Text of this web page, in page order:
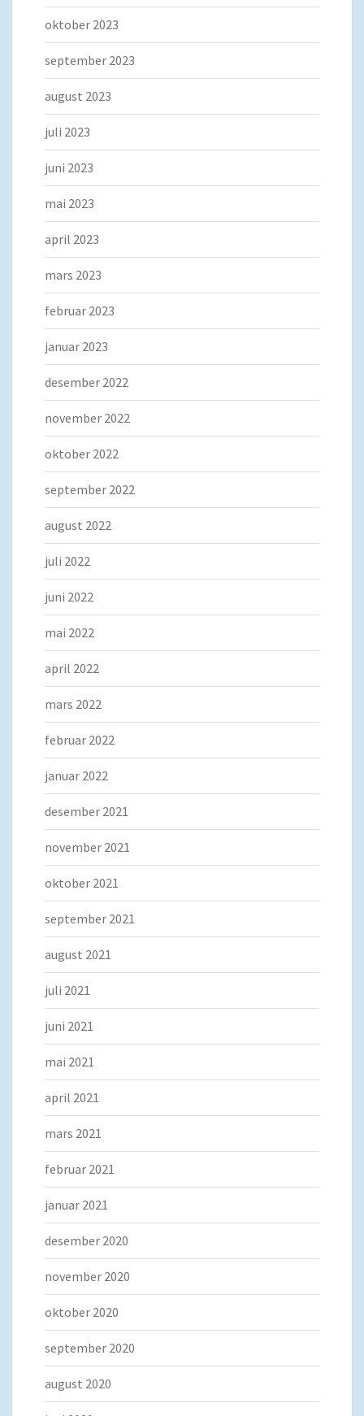
oktober 2023
september 2023
august 2023
juli 2023
juni 2023
mai 2023
april 2023
mars 2023
februar 2023
januar 2023
desember 2022
november 2022
oktober 2022
september 2022
august 2022
juli 2022
juni 2022
mai 2022
april 2022
mars 2022
februar 2022
januar 2022
desember 2021
november 2021
oktober 2021
september 2021
august 2021
juli 2021
juni 2021
mai 2021
april 2021
mars 2021
februar 2021
januar 2021
desember 2020
november 2020
oktober 2020
september 2020
august 2020